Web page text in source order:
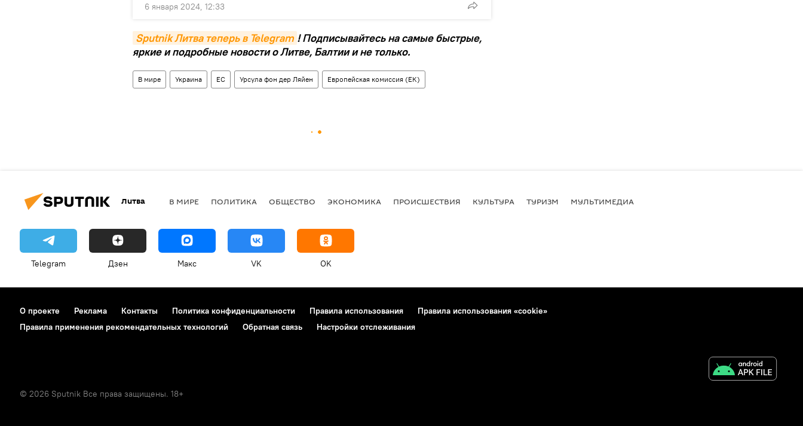
6 января 2024, 12:33
Sputnik Литва теперь в Telegram ! Подписывайтесь на самые быстрые,
яркие и подробные новости о Литве, Балтии и не только.
В мире Украина ЕС Урсула фон дер Ляйен Европейская комиссия (ЕК)
Литва В МИРЕ ПОЛИТИКА ОБЩЕСТВО ЭКОНОМИКА ПРОИСШЕСТВИЯ КУЛЬТУРА ТУРИЗМ МУЛЬТИМЕДИА
Telegram Дзен Макс VK OK
О проекте Реклама Контакты Политика конфиденциальности Правила использования
Правила использования «cookie»
Правила применения рекомендательных технологий
Обратная связь Настройки отслеживания
© 2026 Sputnik Все права защищены. 18+